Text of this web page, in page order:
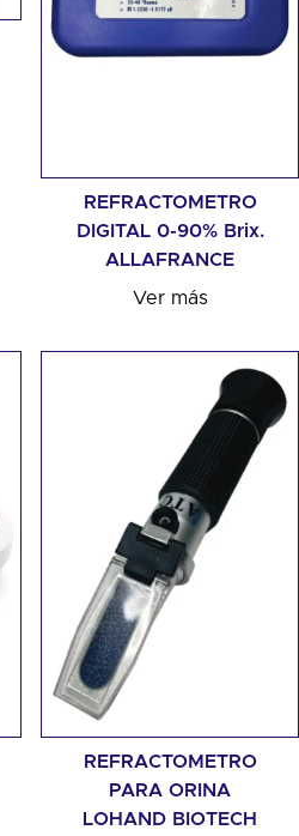
REFRACTOMETRO
DIGITAL 0-90% Brix.
ALLAFRANCE
Ver más
REFRACTOMETRO
PARA ORINA
LOHAND BIOTECH